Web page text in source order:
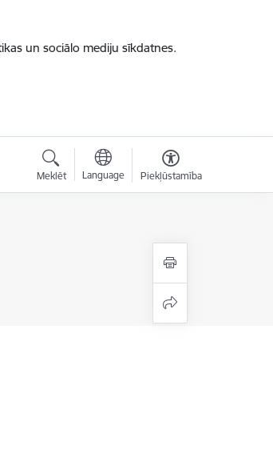
un sociālo mediju sīkdatnes.
Meklēt Language Piekļūstamība